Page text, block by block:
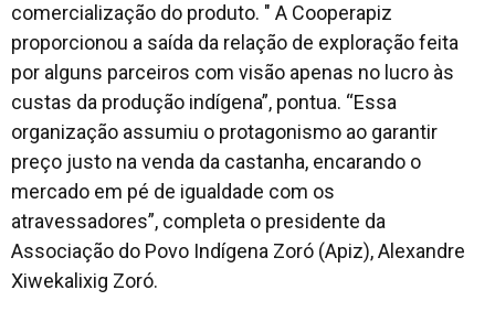
comercialização do produto. " A Cooperapiz
proporcionou a saída da relação de exploração feita
por alguns parceiros com visão apenas no lucro às
custas da produção indígena”, pontua. “Essa
organização assumiu o protagonismo ao garantir
preço justo na venda da castanha, encarando o
mercado em pé de igualdade com os
atravessadores”, completa o presidente da
Associação do Povo Indígena Zoró (Apiz), Alexandre
Xiwekalixig Zoró.